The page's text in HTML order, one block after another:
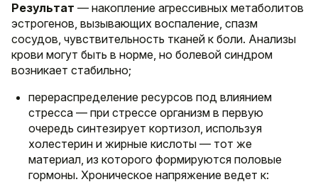
Результат — накопление агрессивных метаболитов
эстрогенов, вызывающих воспаление, спазм
сосудов, чувствительность тканей к боли. Анализы
крови могут быть в норме, но болевой синдром
возникает стабильно;
перераспределение ресурсов под влиянием
стресса — при стрессе организм в первую
очередь синтезирует кортизол, используя
холестерин и жирные кислоты — тот же
материал, из которого формируются половые
гормоны. Хроническое напряжение ведет к: